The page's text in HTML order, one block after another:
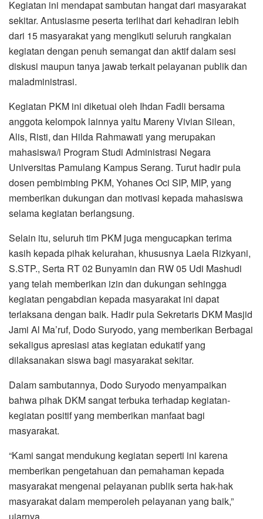
Kegiatan ini mendapat sambutan hangat dari masyarakat
sekitar. Antusiasme peserta terlihat dari kehadiran lebih
dari 15 masyarakat yang mengikuti seluruh rangkaian
kegiatan dengan penuh semangat dan aktif dalam sesi
diskusi maupun tanya jawab terkait pelayanan publik dan
maladministrasi.
Kegiatan PKM ini diketuai oleh Ihdan Fadli bersama
anggota kelompok lainnya yaitu Mareny Vivian Silean,
Alis, Risti, dan Hilda Rahmawati yang merupakan
mahasiswa/i Program Studi Administrasi Negara
Universitas Pamulang Kampus Serang. Turut hadir pula
dosen pembimbing PKM, Yohanes Oci SIP, MIP, yang
memberikan dukungan dan motivasi kepada mahasiswa
selama kegiatan berlangsung.
Selain itu, seluruh tim PKM juga mengucapkan terima
kasih kepada pihak kelurahan, khususnya Laela Rizkyani,
S.STP., Serta RT 02 Bunyamin dan RW 05 Udi Mashudi
yang telah memberikan izin dan dukungan sehingga
kegiatan pengabdian kepada masyarakat ini dapat
terlaksana dengan baik. Hadir pula Sekretaris DKM Masjid
Jami Al Ma’ruf, Dodo Suryodo, yang memberikan Berbagai
sekaligus apresiasi atas kegiatan edukatif yang
dilaksanakan siswa bagi masyarakat sekitar.
Dalam sambutannya, Dodo Suryodo menyampaikan
bahwa pihak DKM sangat terbuka terhadap kegiatan-
kegiatan positif yang memberikan manfaat bagi
masyarakat.
“Kami sangat mendukung kegiatan seperti ini karena
memberikan pengetahuan dan pemahaman kepada
masyarakat mengenai pelayanan publik serta hak-hak
masyarakat dalam memperoleh pelayanan yang baik,”
ujarnya.